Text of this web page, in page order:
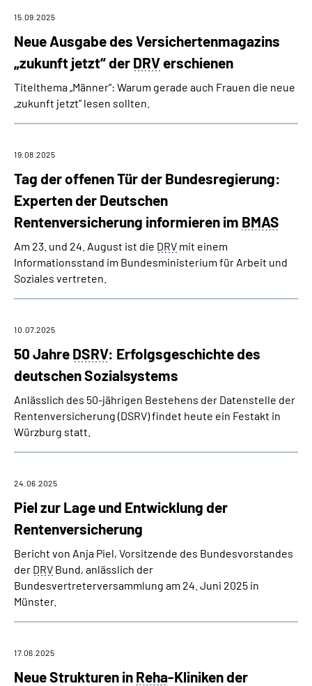
Neue Ausgabe des Versichertenmagazins
„zukunft jetzt“ der DRVerschienen
15.09.2025
Titelthema „Männer“: Warum gerade auch Frauen die neue
„zukunft jetzt“ lesen sollten.
Tag der offenen Tür der Bundesregierung:
Experten der Deutschen
Rentenversicherung informieren im BMAS
19.08.2025
Am 23. und 24. August ist die DRV mit einem
Informationsstand im Bundesministerium für Arbeit und
Soziales vertreten.
50 Jahre DSRV: Erfolgsgeschichte des
deutschen Sozialsystems
10.07.2025
Anlässlich des 50-jährigen Bestehens der Datenstelle der
Rentenversicherung (DSRV) findet heute ein Festakt in
Würzburg statt.
Piel zur Lage und Entwicklung der
Rentenversicherung
24.06.2025
Bericht von Anja Piel, Vorsitzende des Bundesvorstandes
der DRV Bund, anlässlich der
Bundesvertreterversammlung am 24. Juni 2025 in
Münster.
Neue Strukturen in Reha-Kliniken der
17.06.2025